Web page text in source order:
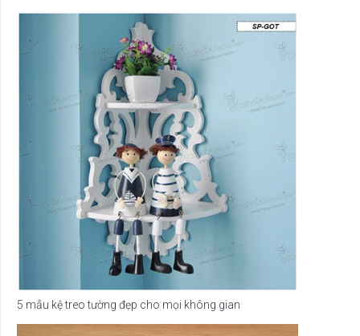
5 mẫu kệ treo tường đẹp cho mọi không gian